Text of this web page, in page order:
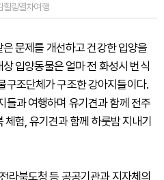
힐링열차여행
은 문제를 개선하고 건강한 입양을
입양동물은 얼마 전 화성시 번식
구조단체가 구조한 강아지들이다.
들과 여행하며 유기견과 함께 전주
체험, 유기견과 함께 하룻밤 지내기
라북도청 등 공공기관과 지자체의